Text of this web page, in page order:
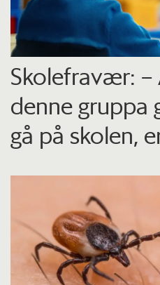
Skolefravær: –
denne gruppa
gå på skolen,